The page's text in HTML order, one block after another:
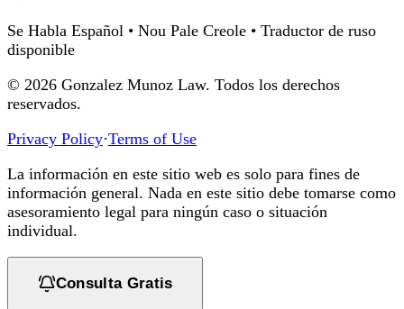
Se Habla Español • Nou Pale Creole • Traductor de ruso
disponible
© 2026 Gonzalez Munoz Law. Todos los derechos
reservados.
Privacy Policy·Terms of Use
La información en este sitio web es solo para fines de
información general. Nada en este sitio debe tomarse como
asesoramiento legal para ningún caso o situación
individual.
Consulta Gratis